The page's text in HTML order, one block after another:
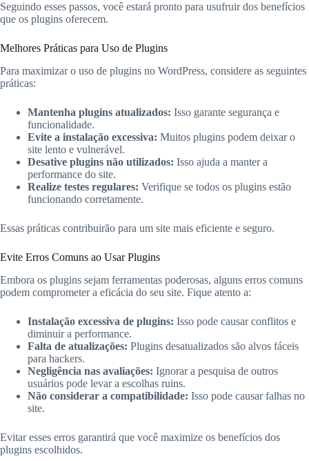
Seguindo esses passos, você estará pronto para usufruir dos benefícios
que os plugins oferecem.
Melhores Práticas para Uso de Plugins
Para maximizar o uso de plugins no WordPress, considere as seguintes
práticas:
Mantenha plugins atualizados: Isso garante segurança e
funcionalidade.
Evite a instalação excessiva: Muitos plugins podem deixar o
site lento e vulnerável.
Desative plugins não utilizados: Isso ajuda a manter a
performance do site.
Realize testes regulares: Verifique se todos os plugins estão
funcionando corretamente.
Essas práticas contribuirão para um site mais eficiente e seguro.
Evite Erros Comuns ao Usar Plugins
Embora os plugins sejam ferramentas poderosas, alguns erros comuns
podem comprometer a eficácia do seu site. Fique atento a:
Instalação excessiva de plugins: Isso pode causar conflitos e
diminuir a performance.
Falta de atualizações: Plugins desatualizados são alvos fáceis
para hackers.
Negligência nas avaliações: Ignorar a pesquisa de outros
usuários pode levar a escolhas ruins.
Não considerar a compatibilidade: Isso pode causar falhas no
site.
Evitar esses erros garantirá que você maximize os benefícios dos
plugins escolhidos.